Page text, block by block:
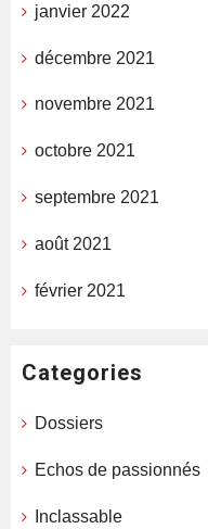
janvier 2022
décembre 2021
novembre 2021
octobre 2021
septembre 2021
août 2021
février 2021
Categories
Dossiers
Echos de passionnés
Inclassable